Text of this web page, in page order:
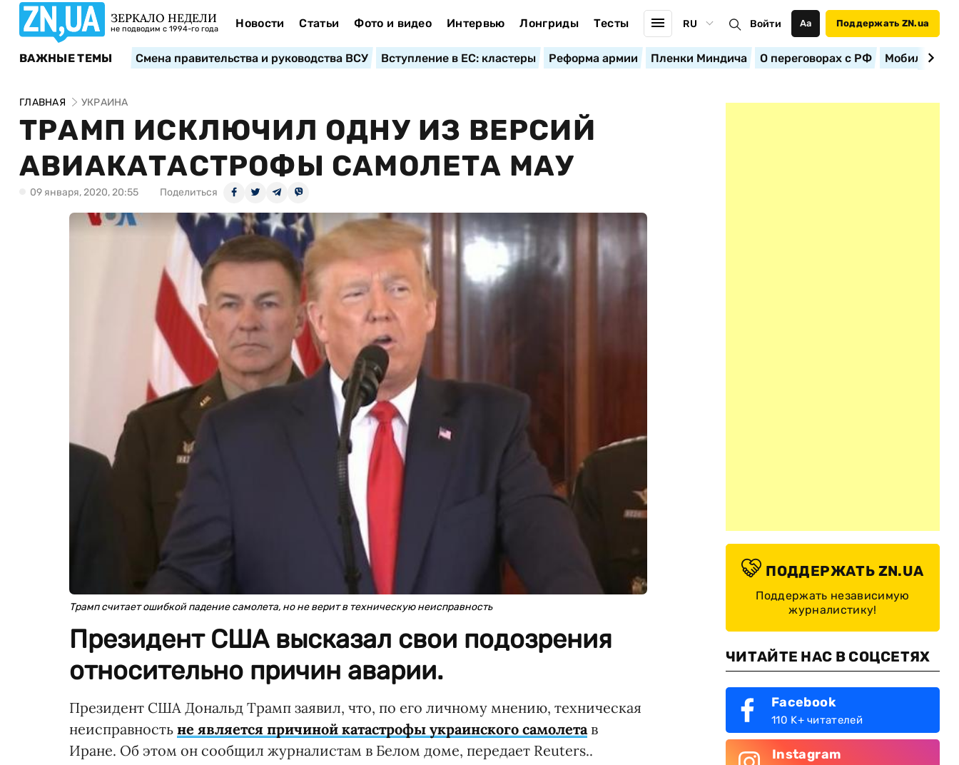
ЗЕРКАЛО НЕДЕЛИ
не подводим с 1994-го года Новости Статьи Фото и видео Интервью Лонгриды Тесты RU Войти Аа Поддержать ZN.ua
ВАЖНЫЕ ТЕМЫ Смена правительства и руководства ВСУ Вступление в ЕС: кластеры Реформа армии Пленки Миндича О переговорах с РФ
ГЛАВНАЯ УКРАИНА
ТРАМП ИСКЛЮЧИЛ ОДНУ ИЗ ВЕРСИЙ
АВИАКАТАСТРОФЫ САМОЛЕТА МАУ
09 января, 2020, 20:55 Поделиться
Трамп считает ошибкой падение самолета, но не верит в техническую неисправность
Президент США высказал свои подозрения
относительно причин аварии.
Президент США Дональд Трамп заявил, что, по его личному мнению, техническая
неисправность не является причиной катастрофы украинского самолета в
Иране. Об этом он сообщил журналистам в Белом доме, передает Reuters..
ПОДДЕРЖАТЬ ZN.UA
Поддержать независимую
журналистику!
ЧИТАЙТЕ НАС В СОЦСЕТЯХ
Facebook
110 K+ читателей
Instagram